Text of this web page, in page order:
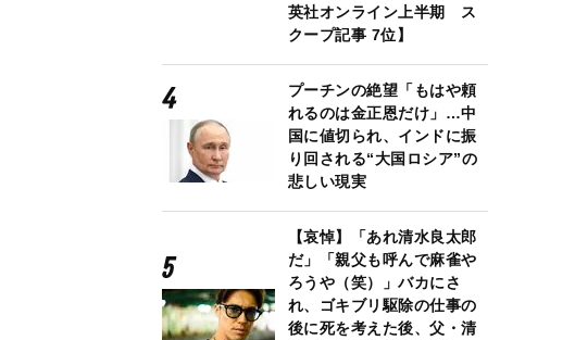
英社オンライン上半期 ス
クープ記事 7位】
プーチンの絶望「もはや頼
れるのは金正恩だけ」…中
国に値切られ、インドに振
り回される“大国ロシア”の
悲しい現実
【哀悼】「あれ清水良太郎
だ」「親父も呼んで麻雀や
ろうや（笑）」バカにさ
れ、ゴキブリ駆除の仕事の
後に死を考えた後、父・清